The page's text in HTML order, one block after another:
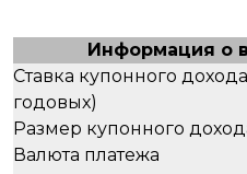
Информация о
Ставка купонного дохода
годовых)
Размер купонного
Валюта платежа